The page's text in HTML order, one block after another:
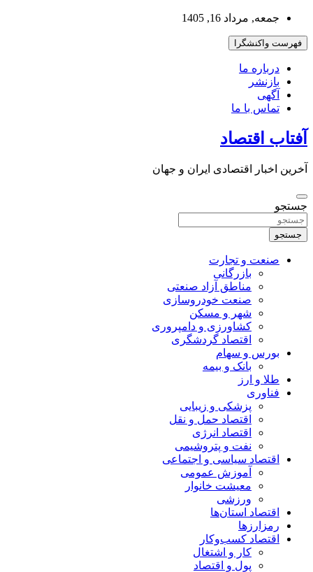
بروید
جمعه, مرداد 16, 1405
فهرست واکنشگرا
درباره ما
بازنشر
آگهی
تماس با ما
آفتاب اقتصاد
آخرین اخبار اقتصادی ایران و جهان
جستجو
جستجو
صنعت و تجارت
بازرگانی
مناطق آزاد صنعتی
صنعت خودروسازی
شهر و مسکن
کشاورزی و دامپروری
اقتصاد گردشگری
بورس و سهام
بانک و بیمه
طلا و ارز
فناوری
پزشکی و زیبایی
اقتصاد حمل و نقل
اقتصاد انرژی
نفت و پتروشیمی
اقتصاد سیاسی و اجتماعی
آموزش عمومی
معیشت خانوار
ورزشی
اقتصاد استان‌ها
رمزارزها
اقتصاد کسب‌و‌کار
کار و اشتغال
پول و اقتصاد